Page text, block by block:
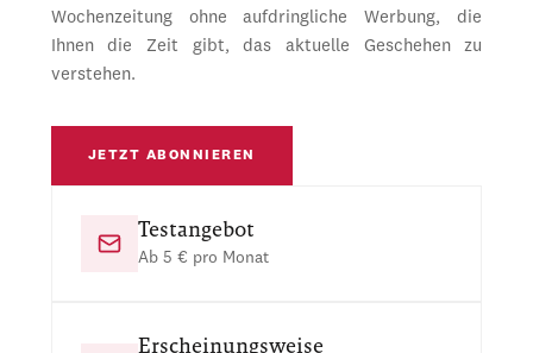
Wochenzeitung ohne aufdringliche Werbung, die
Ihnen die Zeit gibt, das aktuelle Geschehen zu
verstehen.
JETZT ABONNIEREN
Testangebot
Ab 5 € pro Monat
Erscheinungsweise